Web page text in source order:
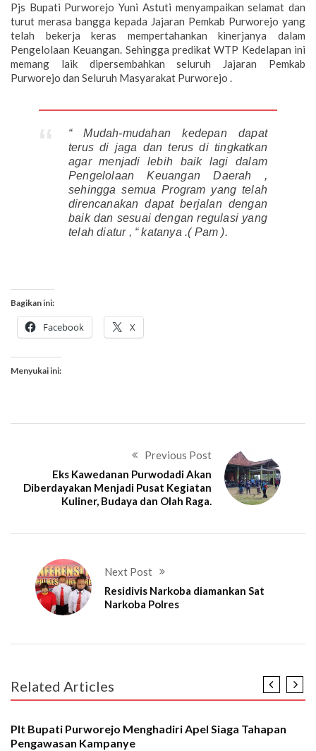
Pjs Bupati Purworejo Yuni Astuti menyampaikan selamat dan
turut merasa bangga kepada Jajaran Pemkab Purworejo yang
telah bekerja keras mempertahankan kinerjanya dalam
Pengelolaan Keuangan. Sehingga predikat WTP Kedelapan ini
memang laik dipersembahkan seluruh Jajaran Pemkab
Purworejo dan Seluruh Masyarakat Purworejo .
“ Mudah-mudahan kedepan dapat
terus di jaga dan terus di tingkatkan
agar menjadi lebih baik lagi dalam
Pengelolaan Keuangan Daerah ,
sehingga semua Program yang telah
direncanakan dapat berjalan dengan
baik dan sesuai dengan regulasi yang
telah diatur , “ katanya .( Pam ).
Bagikan ini:
Facebook X
Menyukai ini:
Previous Post
Eks Kawedanan Purwodadi Akan
Diberdayakan Menjadi Pusat Kegiatan
Kuliner, Budaya dan Olah Raga.
Next Post
Residivis Narkoba diamankan Sat
Narkoba Polres
Related Articles
Plt Bupati Purworejo Menghadiri Apel Siaga Tahapan
Pengawasan Kampanye